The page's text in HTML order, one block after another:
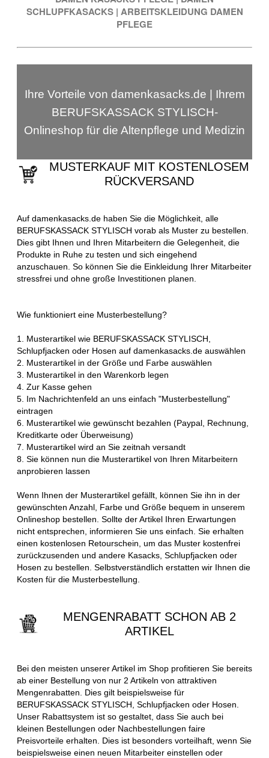
SCHLUPFKASACKS | ARBEITSKLEIDUNG DAMEN
PFLEGE
Ihre Vorteile von damenkasacks.de | Ihrem
BERUFSKASSACK STYLISCH-
Onlineshop für die Altenpflege und Medizin
MUSTERKAUF MIT KOSTENLOSEM
RÜCKVERSAND
Auf damenkasacks.de haben Sie die Möglichkeit, alle
BERUFSKASSACK STYLISCH vorab als Muster zu bestellen.
Dies gibt Ihnen und Ihren Mitarbeitern die Gelegenheit, die
Produkte in Ruhe zu testen und sich eingehend
anzuschauen. So können Sie die Einkleidung Ihrer Mitarbeiter
stressfrei und ohne große Investitionen planen.
Wie funktioniert eine Musterbestellung?
1. Musterartikel wie BERUFSKASSACK STYLISCH,
Schlupfjacken oder Hosen auf damenkasacks.de auswählen
2. Musterartikel in der Größe und Farbe auswählen
3. Musterartikel in den Warenkorb legen
4. Zur Kasse gehen
5. Im Nachrichtenfeld an uns einfach "Musterbestellung"
eintragen
6. Musterartikel wie gewünscht bezahlen (Paypal, Rechnung,
Kreditkarte oder Überweisung)
7. Musterartikel wird an Sie zeitnah versandt
8. Sie können nun die Musterartikel von Ihren Mitarbeitern
anprobieren lassen
Wenn Ihnen der Musterartikel gefällt, können Sie ihn in der
gewünschten Anzahl, Farbe und Größe bequem in unserem
Onlineshop bestellen. Sollte der Artikel Ihren Erwartungen
nicht entsprechen, informieren Sie uns einfach. Sie erhalten
einen kostenlosen Retourschein, um das Muster kostenfrei
zurückzusenden und andere Kasacks, Schlupfjacken oder
Hosen zu bestellen. Selbstverständlich erstatten wir Ihnen die
Kosten für die Musterbestellung.
MENGENRABATT SCHON AB 2
ARTIKEL
Bei den meisten unserer Artikel im Shop profitieren Sie bereits
ab einer Bestellung von nur 2 Artikeln von attraktiven
Mengenrabatten. Dies gilt beispielsweise für
BERUFSKASSACK STYLISCH, Schlupfjacken oder Hosen.
Unser Rabattsystem ist so gestaltet, dass Sie auch bei
kleinen Bestellungen oder Nachbestellungen faire
Preisvorteile erhalten. Dies ist besonders vorteilhaft, wenn Sie
beispielsweise einen neuen Mitarbeiter einstellen oder